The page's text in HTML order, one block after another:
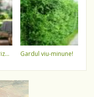
gardul viu-minune!